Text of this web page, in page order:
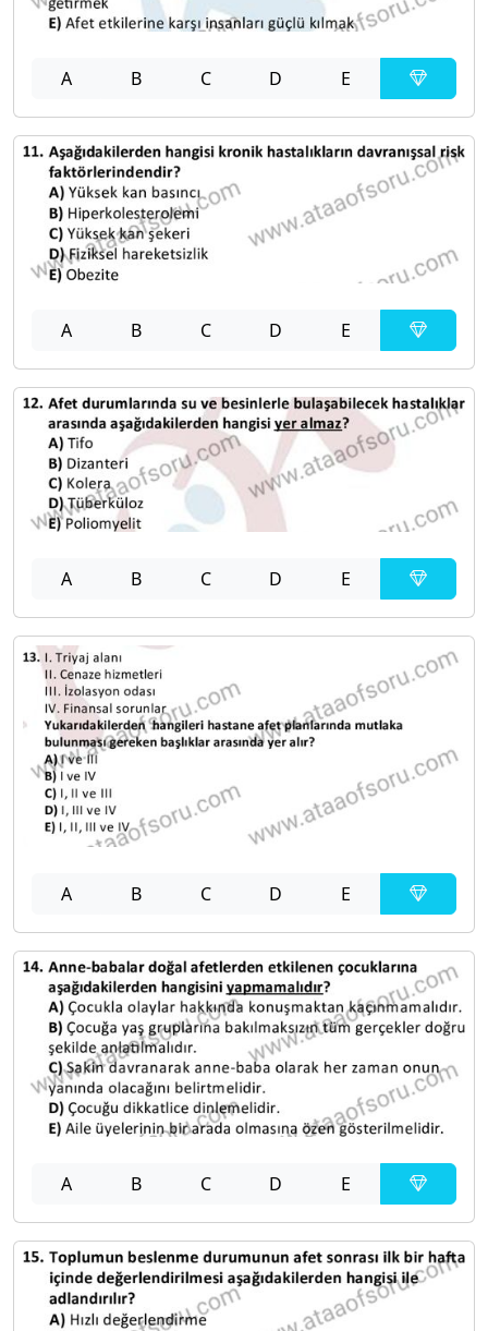
A B C D E
A B C D E
A B C D E
A B C D E
A B C D E